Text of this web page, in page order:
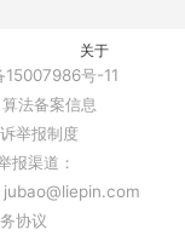
物资计划专员招聘
关于